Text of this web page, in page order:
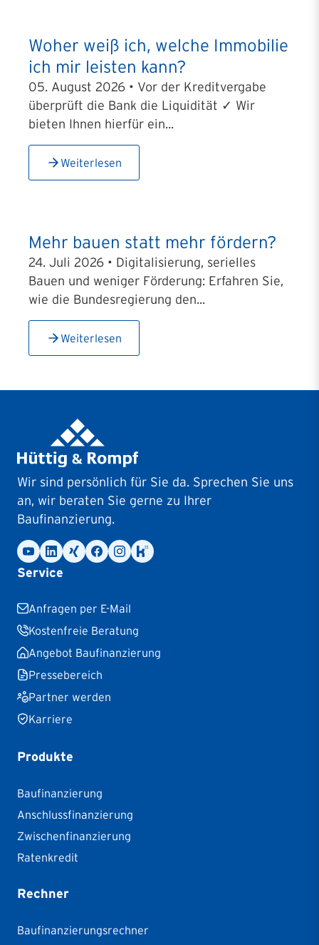
Woher weiß ich, welche Immobilie
ich mir leisten kann?
05. August 2026 • Vor der Kreditvergabe
überprüft die Bank die Liquidität ✓ Wir
bieten Ihnen hierfür ein...
Weiterlesen
Mehr bauen statt mehr fördern?
24. Juli 2026 • Digitalisierung, serielles
Bauen und weniger Förderung: Erfahren Sie,
wie die Bundesregierung den...
Weiterlesen
Wir sind persönlich für Sie da. Sprechen Sie uns
an, wir beraten Sie gerne zu Ihrer
Baufinanzierung.
Service
Anfragen per E-Mail
Kostenfreie Beratung
Angebot Baufinanzierung
Pressebereich
Partner werden
Karriere
Produkte
Baufinanzierung
Anschlussfinanzierung
Zwischenfinanzierung
Ratenkredit
Rechner
Baufinanzierungsrechner